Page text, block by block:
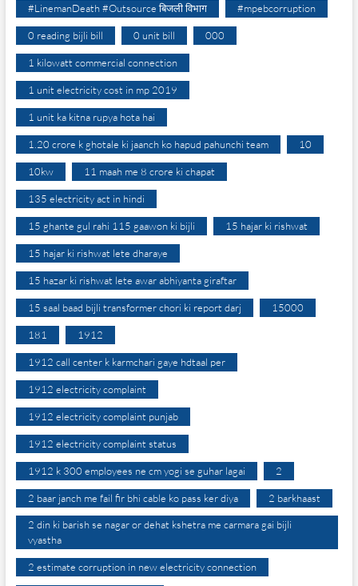
#LinemanDeath #Outsource बिजली विभाग #mpebcorruption
0 reading bijli bill 0 unit bill 000
1 kilowatt commercial connection
1 unit electricity cost in mp 2019
1 unit ka kitna rupya hota hai
1.20 crore k ghotale ki jaanch ko hapud pahunchi team 10
10kw 11 maah me 8 crore ki chapat
135 electricity act in hindi
15 ghante gul rahi 115 gaawon ki bijli 15 hajar ki rishwat
15 hajar ki rishwat lete dharaye
15 hazar ki rishwat lete awar abhiyanta giraftar
15 saal baad bijli transformer chori ki report darj 15000
181 1912
1912 call center k karmchari gaye hdtaal per
1912 electricity complaint
1912 electricity complaint punjab
1912 electricity complaint status
1912 k 300 employees ne cm yogi se guhar lagai 2
2 baar janch me fail fir bhi cable ko pass ker diya 2 barkhaast
2 din ki barish se nagar or dehat kshetra me carmara gai bijli
vyastha
2 estimate corruption in new electricity connection